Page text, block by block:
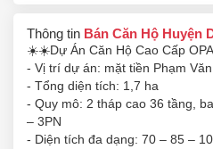
Thông tin Bán Căn Hộ Huyện
☀️☀️Dự Án Căn Hộ Cao Cấp
- Vị trí dự án: mặt tiền Phạm
- Tổng diện tích: 1,7 ha
- Quy mô: 2 tháp cao 36 tầng,
– 3PN
- Diện tích đa dạng: 70 – 85 –